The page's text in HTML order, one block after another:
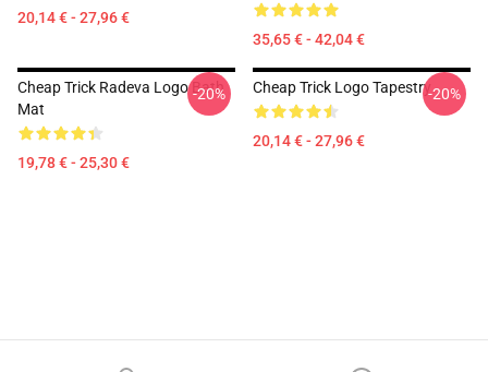
20,14 € - 27,96 €
35,65 € - 42,04 €
Cheap Trick Radeva Logo Bath
Mat
19,78 € - 25,30 €
-20% Cheap Trick Logo Tapestry
20,14 € - 27,96 €
-20%